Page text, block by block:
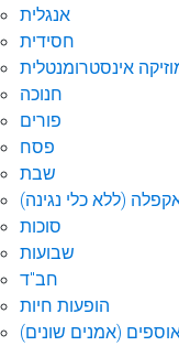
אנגלית
חסידית
אינסטרומנטלית
חנוכה
פורים
פסח
שבת
(ללא כלי נגינה)
סוכות
שבועות
חב"ד
הופעות חיות
(אמנים שונים)